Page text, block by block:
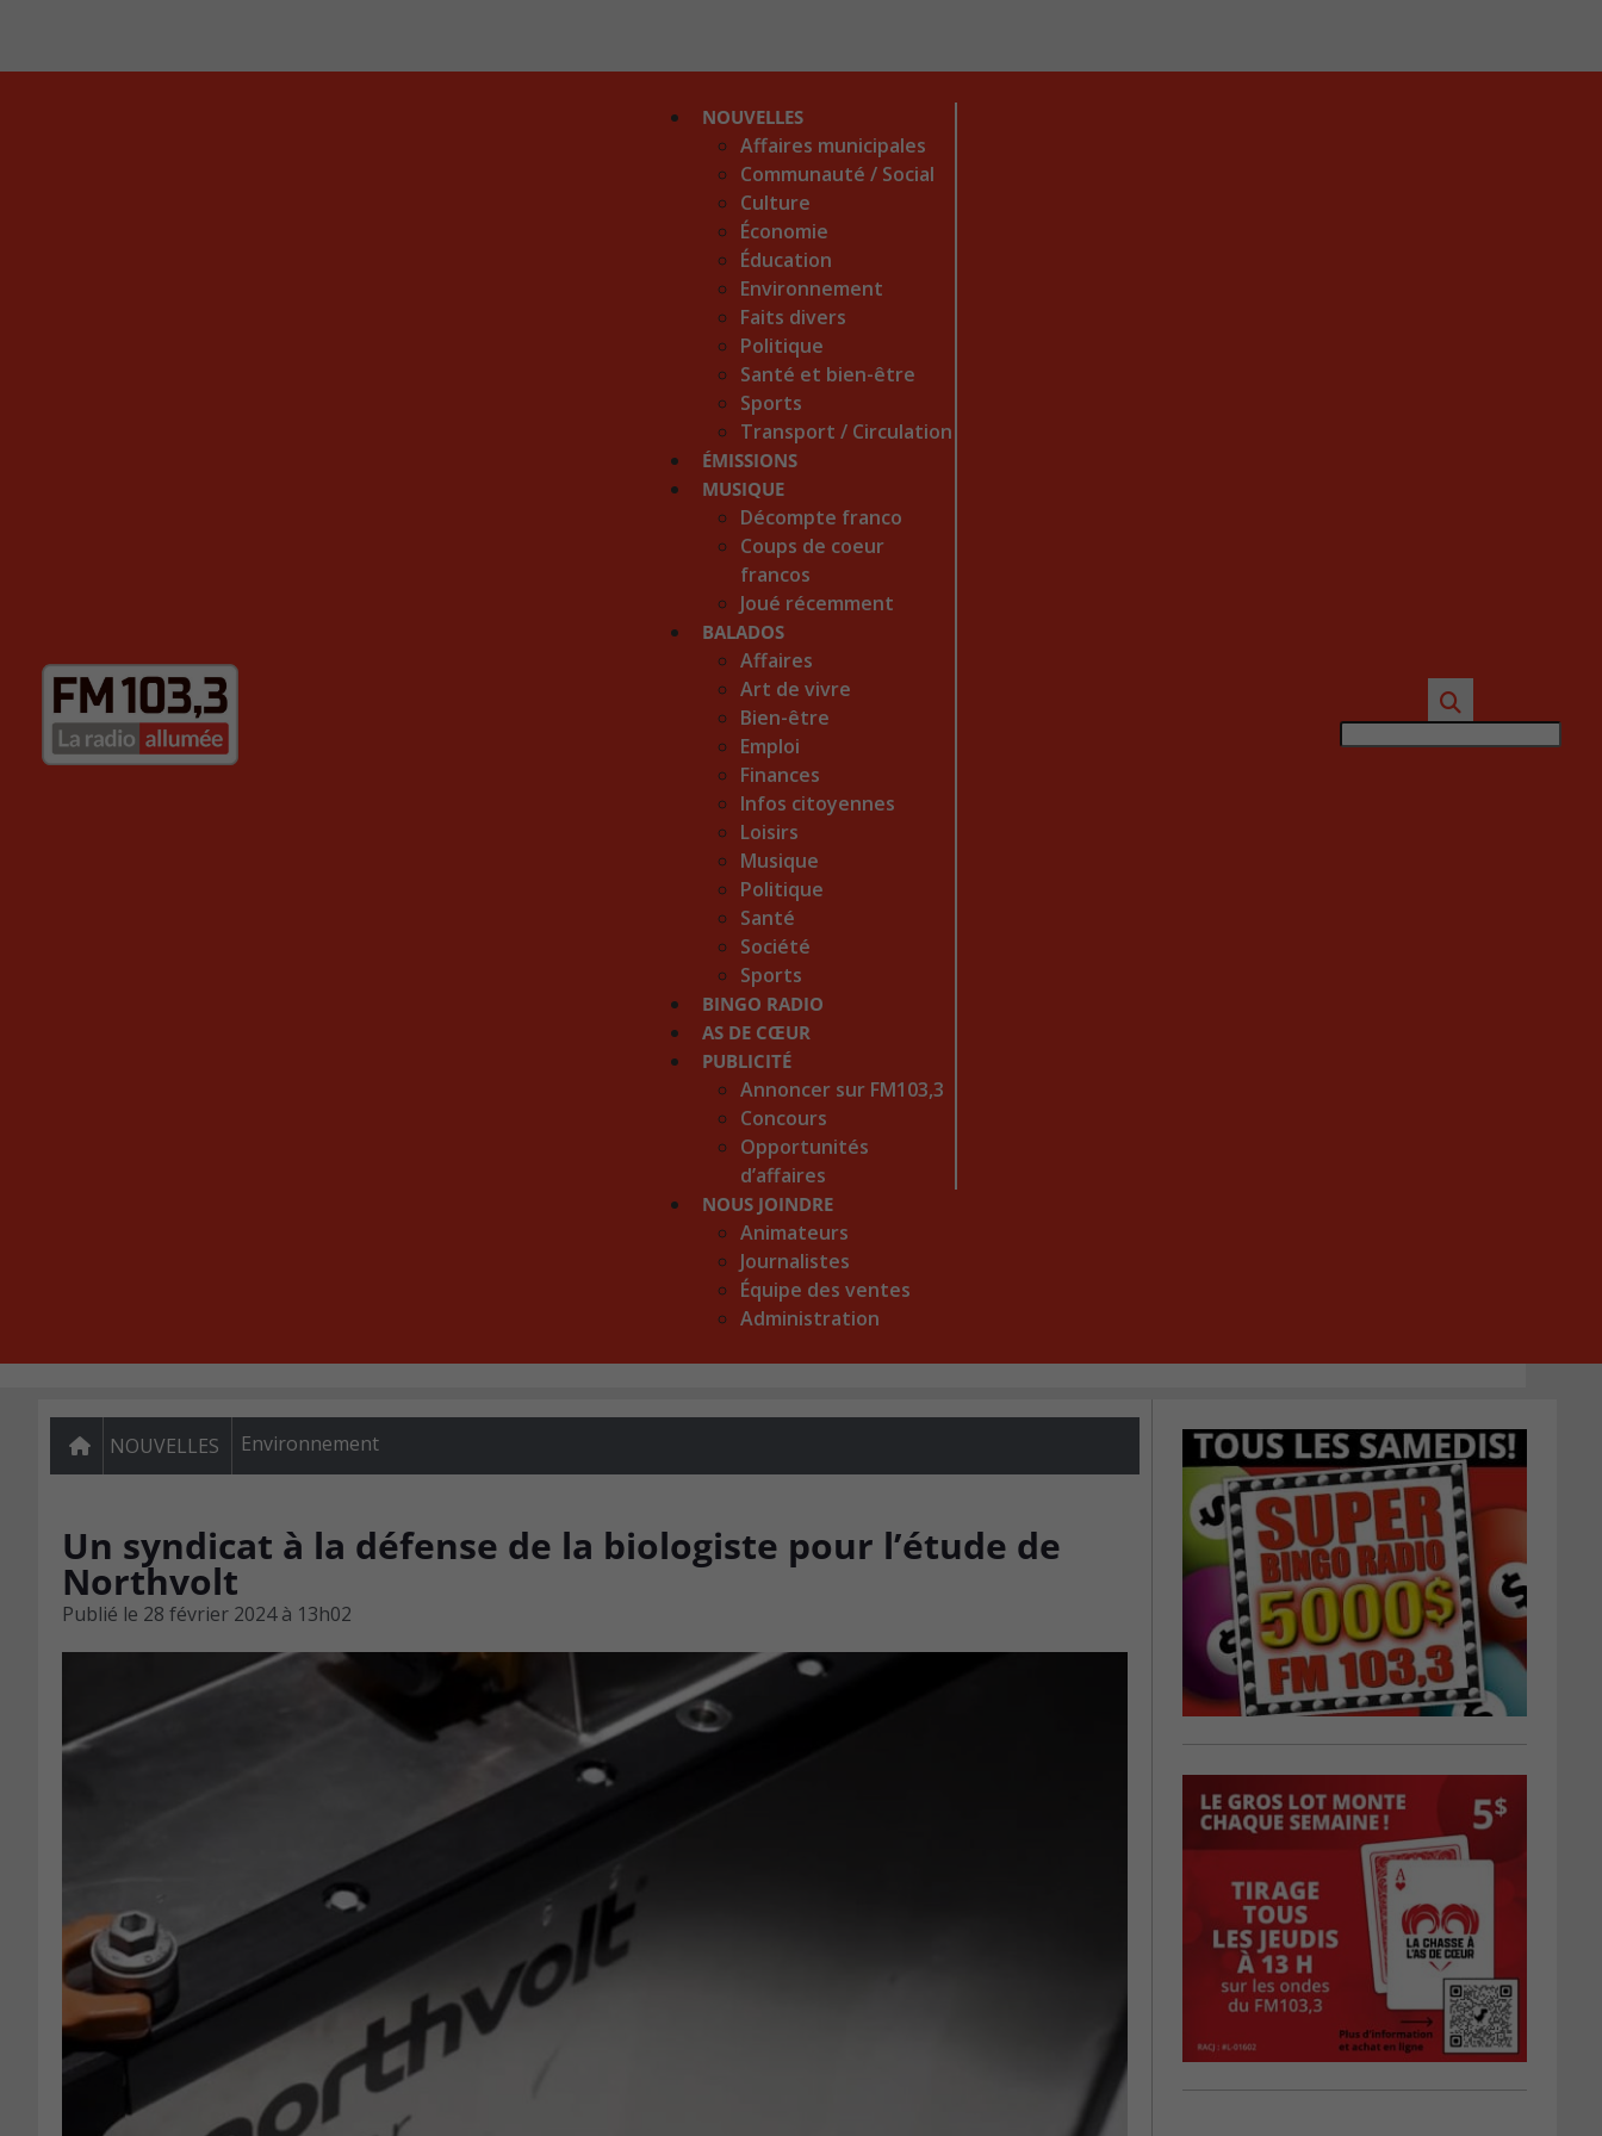
NOUVELLES
Affaires municipales
Communauté / Social
Culture
Économie
Éducation
Environnement
Faits divers
Politique
Santé et bien-être
Sports
Transport / Circulation
ÉMISSIONS
MUSIQUE
Décompte franco
Coups de coeur
francos
Joué récemment
BALADOS
Affaires
Art de vivre
Bien-être
Emploi
Finances
Infos citoyennes
Loisirs
Musique
Politique
Santé
Société
Sports
BINGO RADIO
AS DE CŒUR
PUBLICITÉ
Annoncer sur FM103,3
Concours
Opportunités
d’affaires
NOUS JOINDRE
Animateurs
Journalistes
Équipe des ventes
Administration
NOUVELLES Environnement
Un syndicat à la défense de la biologiste pour l’étude de
Northvolt
Publié le 28 février 2024 à 13h02